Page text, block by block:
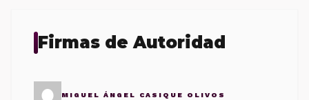
Firmas de Autoridad
MIGUEL ÁNGEL CASIQUE OLIVOS